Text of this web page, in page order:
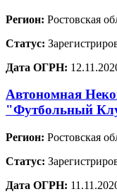
Регион: Ростовская
Статус:
Дата ОГРН:
Автономная
"Футбольный
Регион: Ростовская
Статус:
Дата ОГРН: